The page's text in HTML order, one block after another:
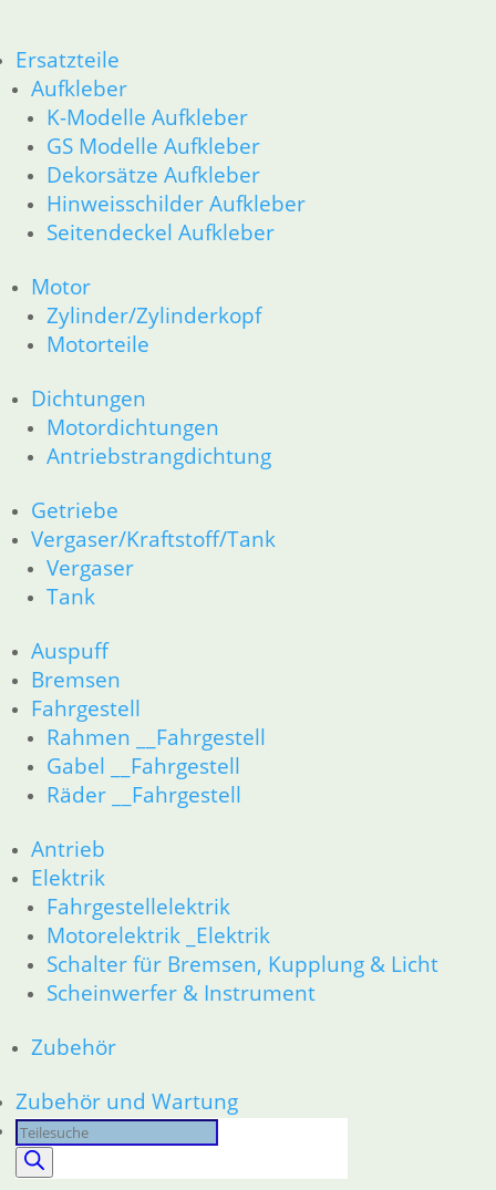
Ersatzteile
Aufkleber
K-Modelle Aufkleber
GS Modelle Aufkleber
Dekorsätze Aufkleber
Hinweisschilder Aufkleber
Seitendeckel Aufkleber
Motor
Zylinder/Zylinderkopf
Motorteile
Dichtungen
Motordichtungen
Antriebstrangdichtung
Getriebe
Vergaser/Kraftstoff/Tank
Vergaser
Tank
Auspuff
Bremsen
Fahrgestell
Rahmen __Fahrgestell
Gabel __Fahrgestell
Räder __Fahrgestell
Antrieb
Elektrik
Fahrgestellelektrik
Motorelektrik _Elektrik
Schalter für Bremsen, Kupplung & Licht
Scheinwerfer & Instrument
Zubehör
Zubehör und Wartung
Products
search
61 Fahrzeugelektrik
62 Instrumente
52 Sitzbank
R80GS bis R100GS PD 1990
11 Motor
Dichtungen
Kolben/Kolbenringe
Zylinderkopf
13 Vergaser
16 Tank
18 Auspuff
23 Getriebe
26 Kardanwelle
31 Telegabel
32 Lenkung
34 Bremsen
36 Räder
46 Rahmen & Verkleidung
51 Spiegel & Schlösser
61 Fahrzeugelektrik
62 Instrumente
63 Scheinwerfer
R80R bis R100R und Mystic
11 Motor
Dichtungen
Kolben/Kolbenringe
12 Motorelektrik
13 Vergaser
16 Tank __Mystic
18 Auspuff
21 Kupplung
23 Getriebe
26 Kardanwelle
32 Lenkung
34 Bremsen
36 Räder
46 Rahmen & Verkleidung
51 Spiegel & Schlösser